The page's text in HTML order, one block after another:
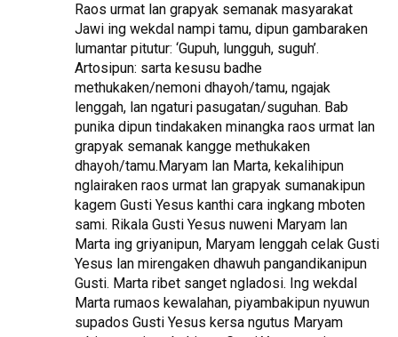
Raos urmat lan grapyak semanak masyarakat
Jawi ing wekdal nampi tamu, dipun gambaraken
lumantar pitutur: ‘Gupuh, lungguh, suguh’.
Artosipun: sarta kesusu badhe
methukaken/nemoni dhayoh/tamu, ngajak
lenggah, lan ngaturi pasugatan/suguhan. Bab
punika dipun tindakaken minangka raos urmat lan
grapyak semanak kangge methukaken
dhayoh/tamu.Maryam lan Marta, kekalihipun
nglairaken raos urmat lan grapyak sumanakipun
kagem Gusti Yesus kanthi cara ingkang mboten
sami. Rikala Gusti Yesus nuweni Maryam lan
Marta ing griyanipun, Maryam lenggah celak Gusti
Yesus lan mirengaken dhawuh pangandikanipun
Gusti. Marta ribet sanget ngladosi. Ing wekdal
Marta rumaos kewalahan, piyambakipun nyuwun
supados Gusti Yesus kersa ngutus Maryam